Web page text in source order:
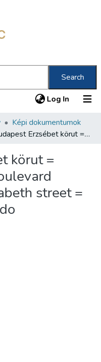
Search
Log In (current)
Képi dokumentumok
Budapest Erzsébet körut = Elisabethring = Boulevard d'Elisabeth = Elisabeth street = Elisabeth bulevardo
körut =
street =